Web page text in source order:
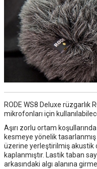
RODE WS8 Deluxe
mikrofonları için
Aşırı zorlu ortam
kesmeye yönelik
üzerine yerleştirilmiş akustik
kaplanmıştır. Lastik taban
arkasındaki algı alanına